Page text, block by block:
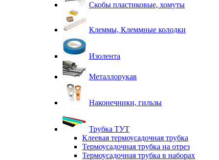
Скобы пластиковые, хомуты
Клеммы, Клеммные колодки
Изолента
Металлорукав
Наконечники, гильзы
Трубка ТУТ
Клеевая термоусадочная трубка
Термоусадочная трубка на отрез
Термоусадочная трубка в наборах